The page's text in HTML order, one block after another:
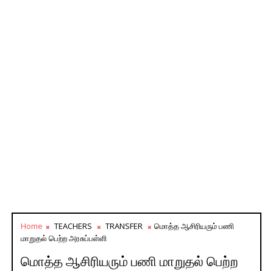
Home TEACHERS TRANSFER
மொத்த ஆசிரியரும் பணி
மாறுதல் பெற்ற அரசுப்பள்ளி
மொத்த ஆசிரியரும் பணி மாறுதல் பெற்ற